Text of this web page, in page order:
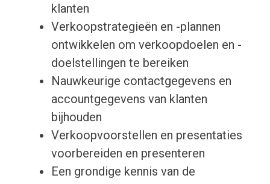
klanten
Verkoopstrategieën en -plannen
ontwikkelen om verkoopdoelen en -
doelstellingen te bereiken
Nauwkeurige contactgegevens en
accountgegevens van klanten
bijhouden
Verkoopvoorstellen en presentaties
voorbereiden en presenteren
Een grondige kennis van de